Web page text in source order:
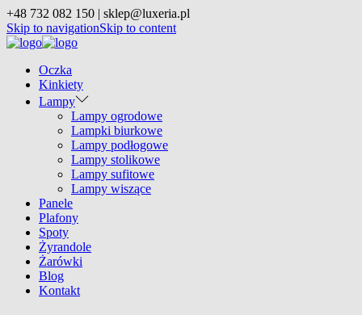
+48 732 082 150 | sklep@luxeria.pl
Skip to navigationSkip to content
Oczka
Kinkiety
Lampy
Lampy ogrodowe
Lampki biurkowe
Lampy podłogowe
Lampy stolikowe
Lampy sufitowe
Lampy wiszące
Panele
Plafony
Spoty
Żyrandole
Żarówki
Blog
Kontakt